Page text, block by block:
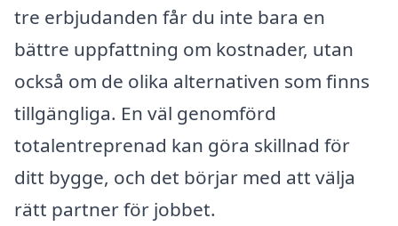
tre erbjudanden får du inte bara en
bättre uppfattning om kostnader, utan
också om de olika alternativen som finns
tillgängliga. En väl genomförd
totalentreprenad kan göra skillnad för
ditt bygge, och det börjar med att välja
rätt partner för jobbet.